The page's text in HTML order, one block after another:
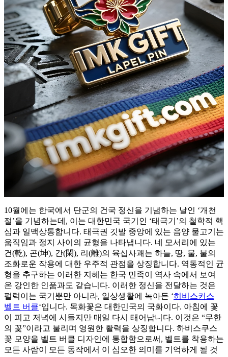
10월에는 한국에서 단군의 건국 정신을 기념하는 날인 ‘개천
절’을 기념하는데, 이는 대한민국 국기인 ‘태극기’의 철학적 핵
심과 일맥상통합니다. 태극권 깃발 중앙에 있는 음양 물고기는
움직임과 정지 사이의 균형을 나타냅니다. 네 모서리에 있는
건(乾), 곤(坤), 간(閑), 리(離)의 육십사괘는 하늘, 땅, 물, 불의
조화로운 작용에 대한 우주적 관점을 상징합니다. 역동적인 균
형을 추구하는 이러한 지혜는 한국 민족이 역사 속에서 보여
온 강인한 인품과도 같습니다. 이러한 정신을 전달하는 것은
펄럭이는 국기뿐만 아니라, 일상생활에 녹아든 ‘히비스커스
벨트 버클‘입니다. 목화꽃은 대한민국의 국화이다. 아침에 꽃
이 피고 저녁에 시들지만 매일 다시 태어납니다. 이것은 “무한
의 꽃”이라고 불리며 영원한 활력을 상징합니다. 하비스쿠스
꽃 모양을 벨트 버클 디자인에 통합함으로써, 벨트를 착용하는
모든 사람이 모든 동작에서 이 심오한 의미를 기억하게 될 것